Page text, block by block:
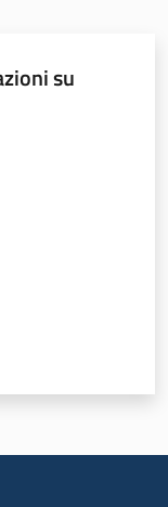
su